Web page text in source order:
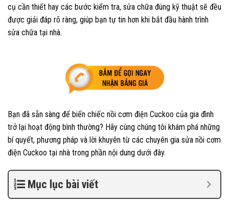
cụ cần thiết hay các bước kiểm tra, sửa chữa đúng kỹ thuật sẽ đều
được giải đáp rõ ràng, giúp bạn tự tin hơn khi bắt đầu hành trình
sửa chữa tại nhà.
Bạn đã sẵn sàng để biến chiếc nồi cơm điện Cuckoo của gia đình
trở lại hoạt động bình thường? Hãy cùng chúng tôi khám phá những
bí quyết, phương pháp và lời khuyên từ các chuyên gia sửa nồi cơm
điện Cuckoo tại nhà trong phần nội dung dưới đây.
Mục lục bài viết